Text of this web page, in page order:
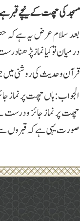
مسجد کی چھت کے نیچے قبر ہے
بعد سلام عرض یہ ہےکہ
درمیان تو کیا نماز پڑھنا
قرآن و حدیث کی روشنی میں
الجواب: ہاں چھت پر نماز
صورت یہی ہے کہ قبروں سے